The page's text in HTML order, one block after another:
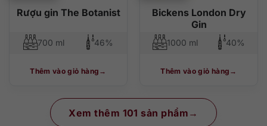
Rượu gin The Botanist
700 ml 46%
Thêm vào giỏ hàng
Bickens London Dry
Gin
1000 ml 40%
Thêm vào giỏ hàng
Xem thêm 101 sản phẩm